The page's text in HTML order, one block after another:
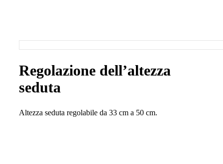
Regolazione dell’altezza
seduta
Altezza seduta regolabile da 33 cm a 50 cm.